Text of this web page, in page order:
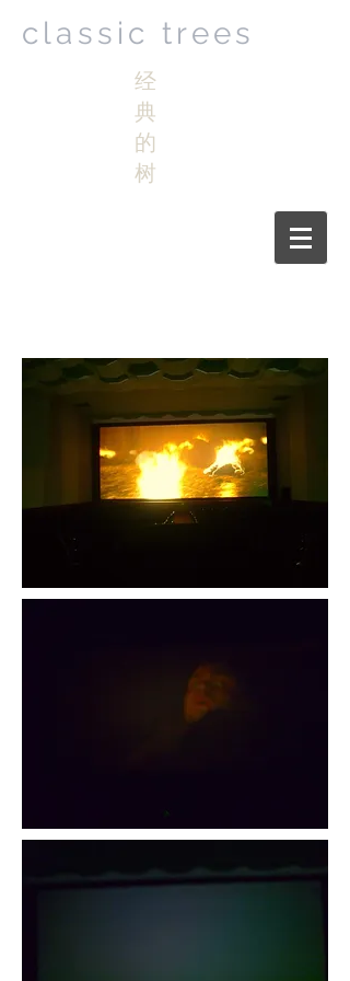
classic trees
经
典
的
树